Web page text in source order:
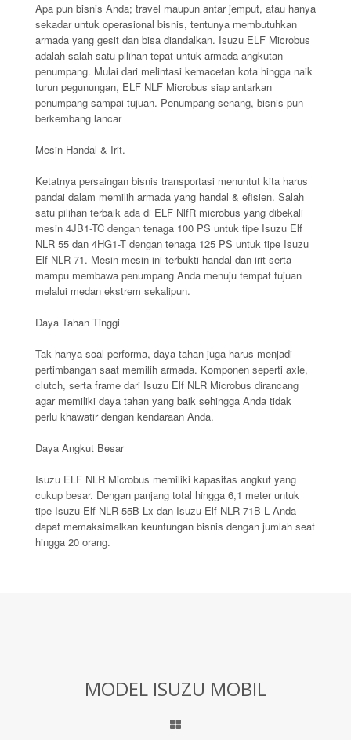
Apa pun bisnis Anda; travel maupun antar jemput, atau hanya
sekadar untuk operasional bisnis, tentunya membutuhkan
armada yang gesit dan bisa diandalkan. Isuzu ELF Microbus
adalah salah satu pilihan tepat untuk armada angkutan
penumpang. Mulai dari melintasi kemacetan kota hingga naik
turun pegunungan, ELF NLF Microbus siap antarkan
penumpang sampai tujuan. Penumpang senang, bisnis pun
berkembang lancar
Mesin Handal & Irit.
Ketatnya persaingan bisnis transportasi menuntut kita harus
pandai dalam memilih armada yang handal & efisien. Salah
satu pilihan terbaik ada di ELF NlfR microbus yang dibekali
mesin 4JB1-TC dengan tenaga 100 PS untuk tipe Isuzu Elf
NLR 55 dan 4HG1-T dengan tenaga 125 PS untuk tipe Isuzu
Elf NLR 71. Mesin-mesin ini terbukti handal dan irit serta
mampu membawa penumpang Anda menuju tempat tujuan
melalui medan ekstrem sekalipun.
Daya Tahan Tinggi
Tak hanya soal performa, daya tahan juga harus menjadi
pertimbangan saat memilih armada. Komponen seperti axle,
clutch, serta frame dari Isuzu Elf NLR Microbus dirancang
agar memiliki daya tahan yang baik sehingga Anda tidak
perlu khawatir dengan kendaraan Anda.
Daya Angkut Besar
Isuzu ELF NLR Microbus memiliki kapasitas angkut yang
cukup besar. Dengan panjang total hingga 6,1 meter untuk
tipe Isuzu Elf NLR 55B Lx dan Isuzu Elf NLR 71B L Anda
dapat memaksimalkan keuntungan bisnis dengan jumlah seat
hingga 20 orang.
MODEL ISUZU MOBIL